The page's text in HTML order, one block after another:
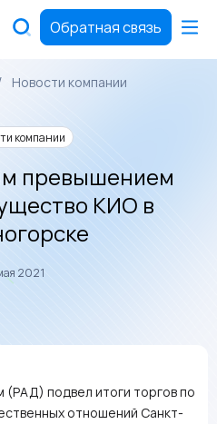
Обратная связь
Новости компании
компании
превышением
КИО в
2021
(РАД) подвел итоги торгов по
отношений Санкт-